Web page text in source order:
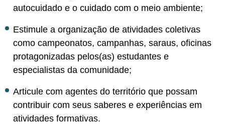
autocuidado e o cuidado com o meio ambiente;
Estimule a organização de atividades coletivas
como campeonatos, campanhas, saraus, oficinas
protagonizadas pelos(as) estudantes e
especialistas da comunidade;
Articule com agentes do território que possam
contribuir com seus saberes e experiências em
atividades formativas.